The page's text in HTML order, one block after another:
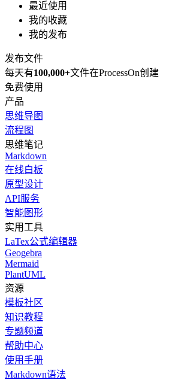
最近使用
我的收藏
我的发布
发布文件
每天有100,000+文件在ProcessOn创建
免费使用
产品
思维导图
流程图
思维笔记
Markdown
在线白板
原型设计
API服务
智能图形
实用工具
LaTex公式编辑器
Geogebra
Mermaid
PlantUML
资源
模板社区
知识教程
专题频道
帮助中心
使用手册
Markdown语法